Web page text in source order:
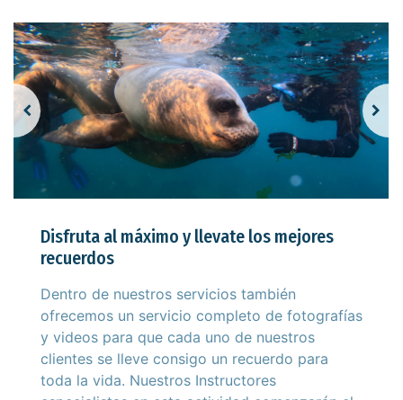
Disfruta al máximo y llevate los mejores
recuerdos
Dentro de nuestros servicios también
ofrecemos un servicio completo de fotografías
y videos para que cada uno de nuestros
clientes se lleve consigo un recuerdo para
toda la vida. Nuestros Instructores